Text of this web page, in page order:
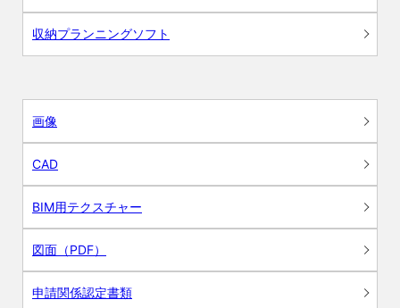
収納プランニングソフト
画像
CAD
BIM用テクスチャー
図面（PDF）
申請関係認定書類